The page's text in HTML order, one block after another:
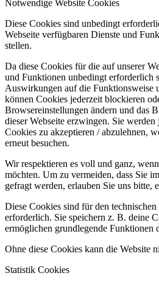
Notwendige Website Cookies
Diese Cookies sind unbedingt
Webseite verfügbaren Dienste und
stellen.
Da diese Cookies für die auf unserer
und Funktionen unbedingt erforderlich
Auswirkungen auf die Funktionsweise
können Cookies jederzeit blockieren
Browsereinstellungen ändern und das
dieser Webseite erzwingen. Sie
Cookies zu akzeptieren / abzulehnen,
erneut besuchen.
Wir respektieren es voll und ganz,
möchten. Um zu vermeiden, dass Sie
gefragt werden, erlauben Sie uns bitte,
Diese Cookies sind für den
erforderlich. Sie speichern z. B. deine
ermöglichen grundlegende Funktionen
Ohne diese Cookies kann die Website
Statistik Cookies